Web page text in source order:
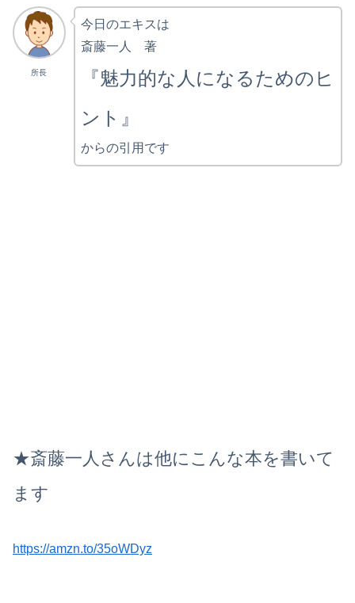
所長
今日のエキスは
斎藤一人 著
『魅力的な人になるためのヒ
ント』
からの引用です
★斎藤一人さんは他にこんな本を書いて
ます
https://amzn.to/35oWDyz